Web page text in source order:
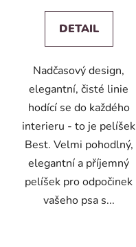
DETAIL
Nadčasový design,
elegantní, čisté linie
hodící se do každého
interieru - to je pelíšek
Best. Velmi pohodlný,
elegantní a příjemný
pelíšek pro odpočinek
vašeho psa s...